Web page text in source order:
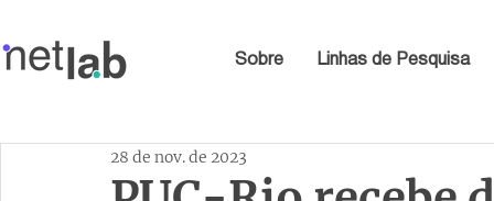
Sobre Linhas de Pesquisa
28 de nov. de 2023